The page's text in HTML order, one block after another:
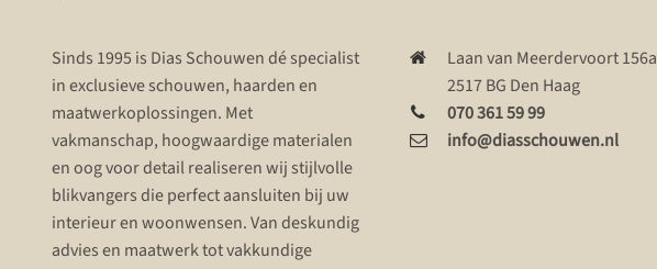
Sinds 1995 is Dias Schouwen dé specialist
in exclusieve schouwen, haarden en
maatwerkoplossingen. Met
vakmanschap, hoogwaardige materialen
en oog voor detail realiseren wij stijlvolle
blikvangers die perfect aansluiten bij uw
interieur en woonwensen. Van deskundig
advies en maatwerk tot vakkundige
Laan van Meerdervoort 156a
2517 BG Den Haag
070 361 59 99
info@diasschouwen.nl